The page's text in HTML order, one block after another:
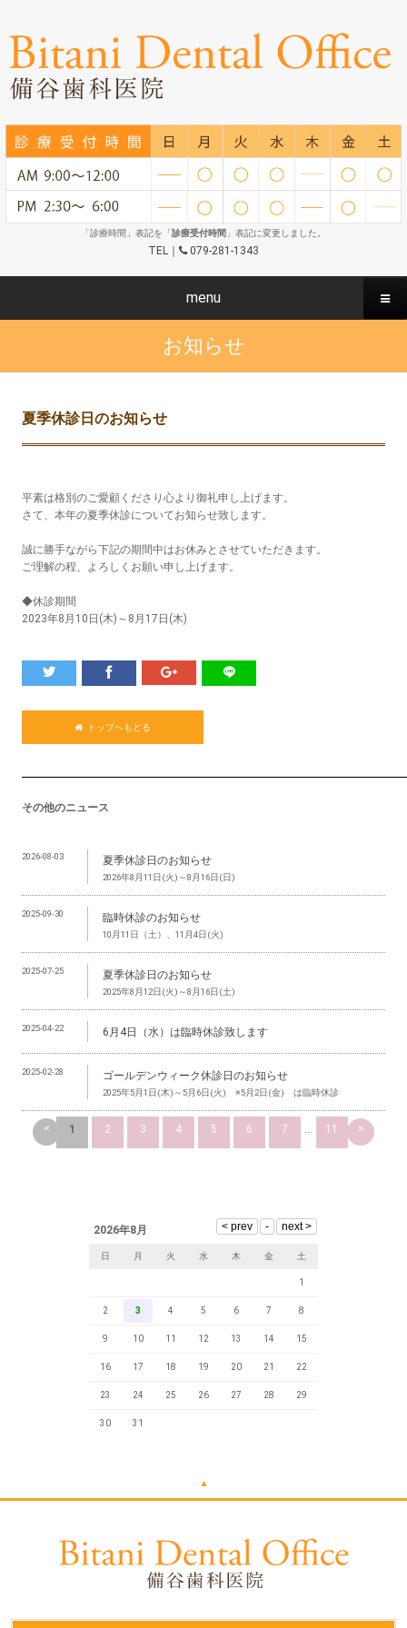
「診療時間」表記を「診療受付時間 」表記に変更しました。
TEL｜ 079-281-1343
menu
お知らせ
夏季休診日のお知らせ
平素は格別のご愛顧くださり心より御礼申し上げます。
さて、本年の夏季休診についてお知らせ致します。
誠に勝手ながら下記の期間中はお休みとさせていただきます。
ご理解の程、よろしくお願い申し上げます。
◆休診期間
2023年8月10日(木)～8月17日(木)
トップへもどる
その他のニュース
2026-08-03 夏季休診日のお知らせ
2026年8月11日(火)～8月16日(日)
2025-09-30 臨時休診のお知らせ
10月11日（土）、11月4日(火)
2025-07-25 夏季休診日のお知らせ
2025年8月12日(火)～8月16日(土)
2025-04-22 6月4日（水）は臨時休診致します
2025-02-28 ゴールデンウィーク休診日のお知らせ
2025年5月1日(木)～5月6日(火) ※5月2日(金) は臨時休診
< 1 2 3 4 5 6 7 ... 11 >
2026年8月
日 月 火 水 木 金 土
1
2 3 4 5 6 7 8
9 10 11 12 13 14 15
16 17 18 19 20 21 22
23 24 25 26 27 28 29
30 31
▲